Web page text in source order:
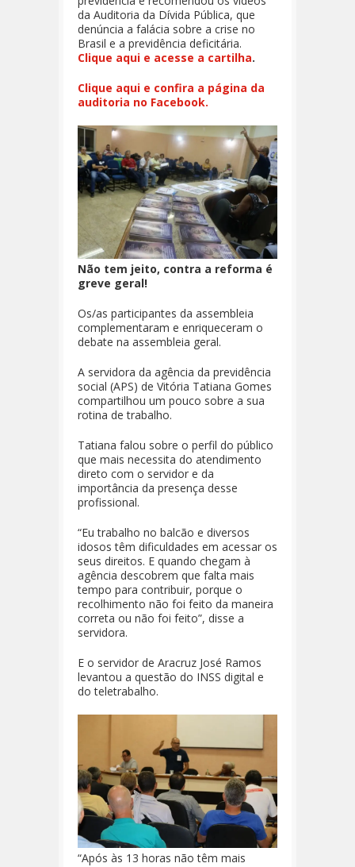
da Auditoria da Dívida Pública, que
denúncia a falácia sobre a crise no
Brasil e a previdência deficitária.
Clique aqui e acesse a cartilha.
Clique aqui e confira a página da
auditoria no Facebook.
Não tem jeito, contra a reforma é
greve geral!
Os/as participantes da assembleia
complementaram e enriqueceram o
debate na assembleia geral.
A servidora da agência da previdência
social (APS) de Vitória Tatiana Gomes
compartilhou um pouco sobre a sua
rotina de trabalho.
Tatiana falou sobre o perfil do público
que mais necessita do atendimento
direto com o servidor e da
importância da presença desse
profissional.
“Eu trabalho no balcão e diversos
idosos têm dificuldades em acessar os
seus direitos. E quando chegam à
agência descobrem que falta mais
tempo para contribuir, porque o
recolhimento não foi feito da maneira
correta ou não foi feito”, disse a
servidora.
E o servidor de Aracruz José Ramos
levantou a questão do INSS digital e
do teletrabalho.
“Após às 13 horas não têm mais